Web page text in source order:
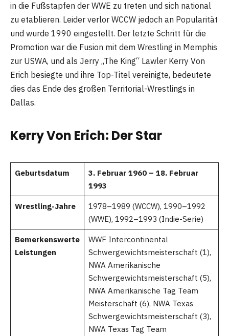
in die Fußstapfen der WWE zu treten und sich national
zu etablieren. Leider verlor WCCW jedoch an Popularität
und wurde 1990 eingestellt. Der letzte Schritt für die
Promotion war die Fusion mit dem Wrestling in Memphis
zur USWA, und als Jerry „The King“ Lawler Kerry Von
Erich besiegte und ihre Top-Titel vereinigte, bedeutete
dies das Ende des großen Territorial-Wrestlings in
Dallas.
Kerry Von Erich: Der Star
Geburtsdatum
3. Februar 1960 – 18. Februar
1993
Wrestling-Jahre
1978–1989 (WCCW), 1990–1992
(WWE), 1992–1993 (Indie-Serie)
Bemerkenswerte
Leistungen
WWF Intercontinental
Schwergewichtsmeisterschaft (1),
NWA Amerikanische
Schwergewichtsmeisterschaft (5),
NWA Amerikanische Tag Team
Meisterschaft (6), NWA Texas
Schwergewichtsmeisterschaft (3),
NWA Texas Tag Team